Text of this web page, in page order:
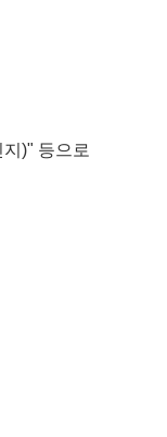
)" 등으로